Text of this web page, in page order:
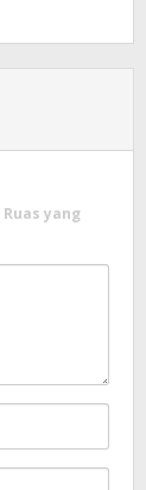
Ruas yang